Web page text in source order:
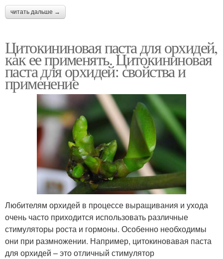
читать дальше →
Цитокининовая паста для орхидей,
как ее применять. Цитокининовая
паста для орхидей: свойства и
применение
Любителям орхидей в процессе выращивания и ухода
очень часто приходится использовать различные
стимуляторы роста и гормоны. Особенно необходимы
они при размножении. Например, цитокиновавая паста
для орхидей – это отличный стимулятор